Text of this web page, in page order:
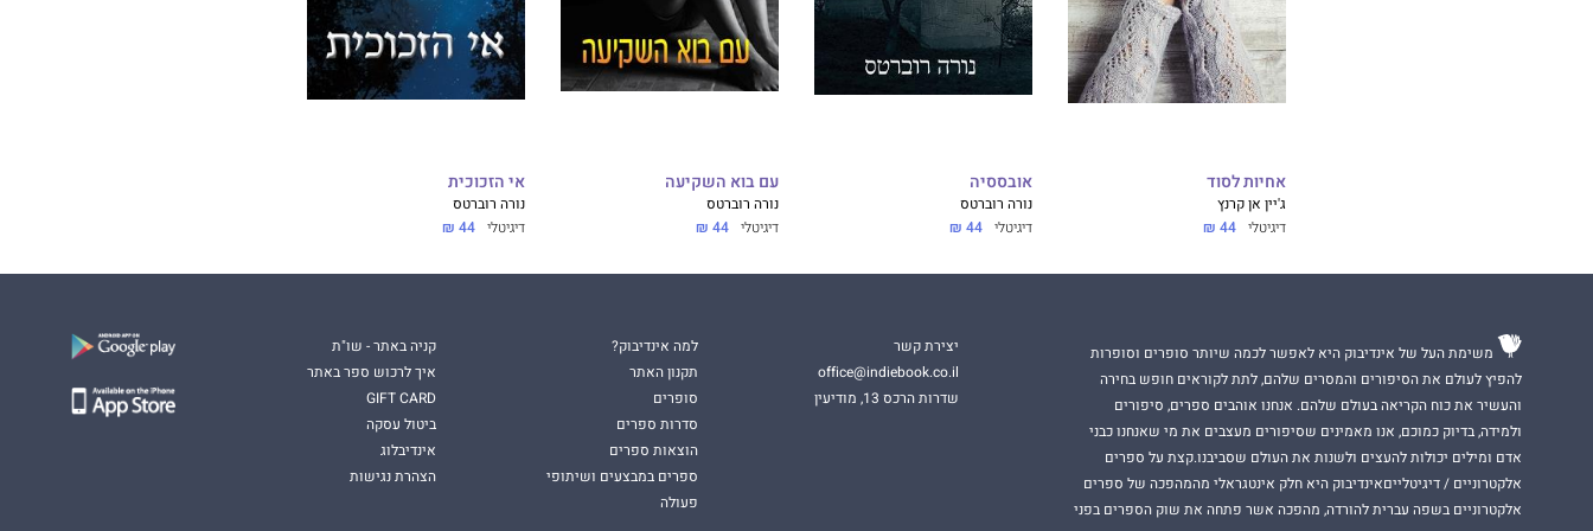
ספרים, כולל סדרת
מרק עוף לנשמה . למידע נוסף וקלטות חינם, בקר ב-
www.YoPalHal.com
אחיות לסוד
ג'יין אן קרנץ
דיגיטלי 44 ₪
אובססיה
נורה רוברטס
דיגיטלי 44 ₪
עם בוא השקיעה
נורה רוברטס
דיגיטלי 44 ₪
אי הזכוכית
נורה רוברטס
דיגיטלי 44 ₪
משימת העל של אינדיבוק היא לאפשר לכמה שיותר סופרים וסופרות
להפיץ לעולם את הסיפורים והמסרים שלהם, לתת לקוראים חופש בחירה
והעשיר את כוח הקריאה בעולם שלהם. אנחנו אוהבים ספרים, סיפורים
ולמידה, בדיוק כמוכם, אנו מאמינים שסיפורים מעצבים את מי שאנחנו כבני
אדם ומילים יכולות להעצים ולשנות את העולם שסביבנו.קצת על ספרים
אלקטרוניים / דיגיטלייםאינדיבוק היא חלק אינטגראלי מהמהפכה של ספרים
אלקטרוניים בשפה עברית להורדה, מהפכה אשר פתחה את שוק הספרים בפני
יצירת קשר
office@indiebook.co.il
שדרות הרכס 13, מודיעין
למה אינדיבוק?
תקנון האתר
סופרים
סדרות ספרים
הוצאות ספרים
ספרים במבצעים ושיתופי
פעולה
קניה באתר - שו"ת
איך לרכוש ספר באתר
GIFT CARD
ביטול עסקה
אינדיבלוג
הצהרת נגישות